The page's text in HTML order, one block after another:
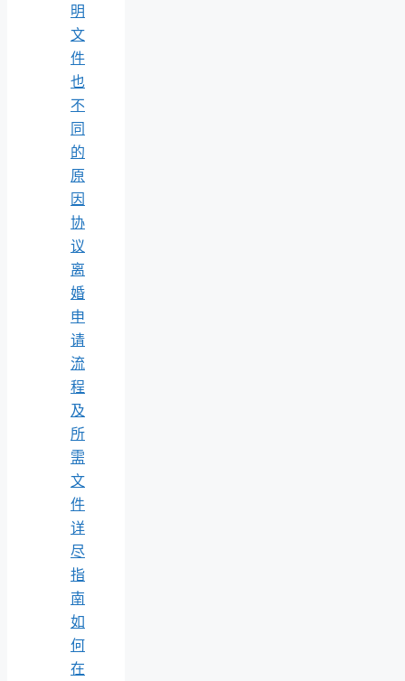
明
文
件
也
不
同
的
原
因
协
议
离
婚
申
请
流
程
及
所
需
文
件
详
尽
指
南
如
何
在